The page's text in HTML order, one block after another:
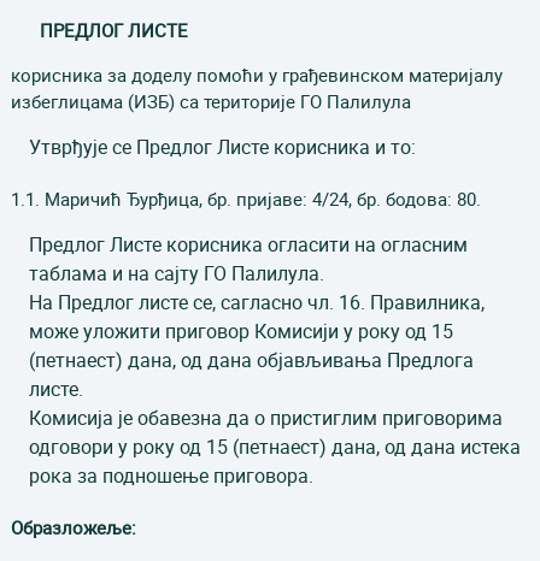
ПРЕДЛОГ ЛИСТЕ
корисника за доделу помоћи у грађевинском материјалу
избеглицама (ИЗБ) са територије ГО Палилула
Утврђује се Предлог Листе корисника и то:
1.1. Маричић Ђурђица, бр. пријаве: 4/24, бр. бодова: 80.
Предлог Листе корисника огласити на огласним
таблама и на сајту ГО Палилула.
На Предлог листе се, сагласно чл. 16. Правилника,
може уложити приговор Комисији у року од 15
(петнаест) дана, од дана објављивања Предлога
листе.
Комисија је обавезна да о пристиглим приговорима
одговори у року од 15 (петнаест) дана, од дана истека
рока за подношење приговора.
Образложеље: